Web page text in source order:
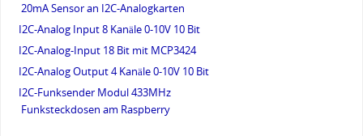
20mA Sensor an I2C-Analogkarten
I2C-Analog Input 8 Kanäle 0-10V 10 Bit
I2C-Analog-Input 18 Bit mit MCP3424
I2C-Analog Output 4 Kanäle 0-10V 10 Bit
I2C-Funksender Modul 433MHz
Funksteckdosen am Raspberry